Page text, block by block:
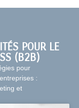
POUR LE
(B2B)
pour
:
et